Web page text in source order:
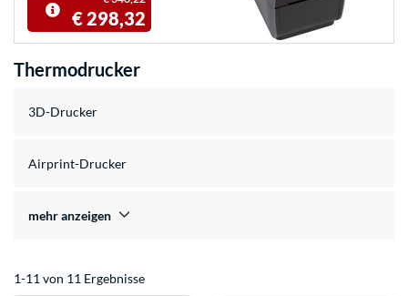
€ 298,32
Thermodrucker
3D-Drucker
Airprint-Drucker
mehr anzeigen
1-11 von 11 Ergebnisse